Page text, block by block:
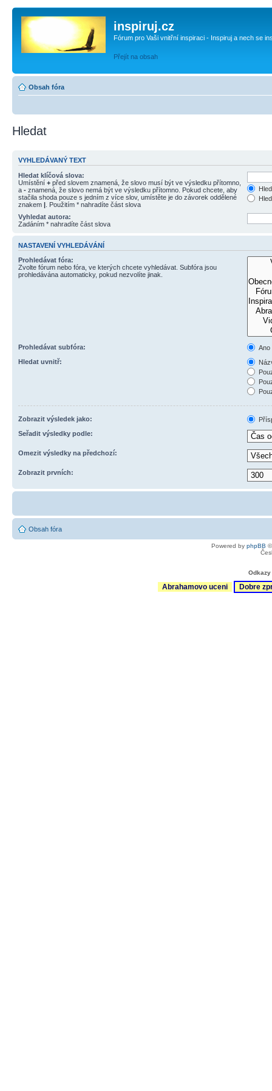
inspiruj.cz
Fórum pro Vaši vnitřní inspiraci - Inspiruj a nech se
Přejít na obsah
Obsah fóra
Hledat
VYHLEDÁVANÝ TEXT
Hledat klíčová slova:
Umístění + před slovem znamená, že slovo musí být ve výsledku přítomno,
a - znamená, že slovo nemá být ve výsledku přítomno. Pokud chcete, aby
stačila shoda pouze s jedním z více slov, umístěte je do závorek oddělené
znakem | . Použitím * nahradíte část slova
Vyhledat autora:
Zadáním * nahradíte část slova
NASTAVENÍ VYHLEDÁVÁNÍ
Prohledávat fóra:
Zvolte fórum nebo fóra, ve kterých chcete vyhledávat. Subfóra jsou
prohledávána automaticky, pokud nezvolíte jinak.
Prohledávat subfóra:
Ano
Hledat uvnitř:
Zobrazit výsledek jako:
Seřadit výsledky podle:
Omezit výsledky na předchozí:
Zobrazit prvních:
Obsah fóra
Powered by phpBB
Abrahamovo uceni Dobre